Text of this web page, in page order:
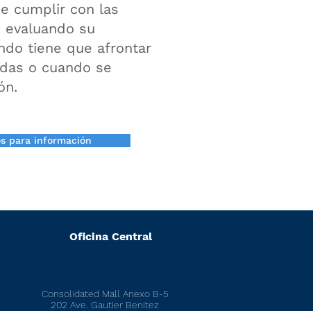
cumplir con las
su
tiene que afrontar
o cuando se
para información
Oficina Central
Consolidated Mall Anexo B-5
202 Ave. Gautier Benitez